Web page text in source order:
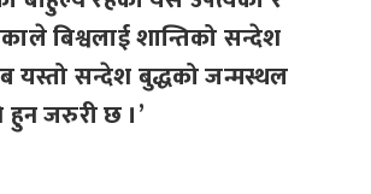
बिश्वलाई शान्तिको सन्देश
यस्तो सन्देश बुद्धको जन्मस्थल
हुन जरुरी छ ।’